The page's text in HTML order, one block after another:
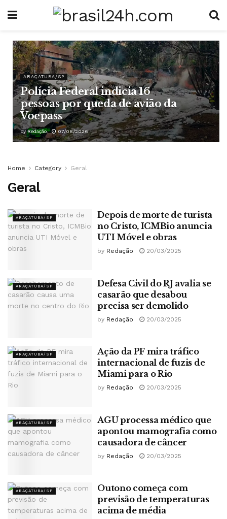
ARAÇATUBA/SP
Polícia Federal indicia 16
pessoas por queda de avião da
Voepass
by Redação 07/08/2026
Home Category Geral
Geral
ARAÇATUBA/SP
Depois de morte de turista
no Cristo, ICMBio anuncia
UTI Móvel e obras
by Redação 20/03/2025
ARAÇATUBA/SP
Defesa Civil do RJ avalia se
casarão que desabou
precisa ser demolido
by Redação 20/03/2025
ARAÇATUBA/SP
Ação da PF mira tráfico
internacional de fuzis de
Miami para o Rio
by Redação 20/03/2025
ARAÇATUBA/SP
AGU processa médico que
apontou mamografia como
causadora de câncer
by Redação 20/03/2025
ARAÇATUBA/SP
Outono começa com
previsão de temperaturas
acima de média